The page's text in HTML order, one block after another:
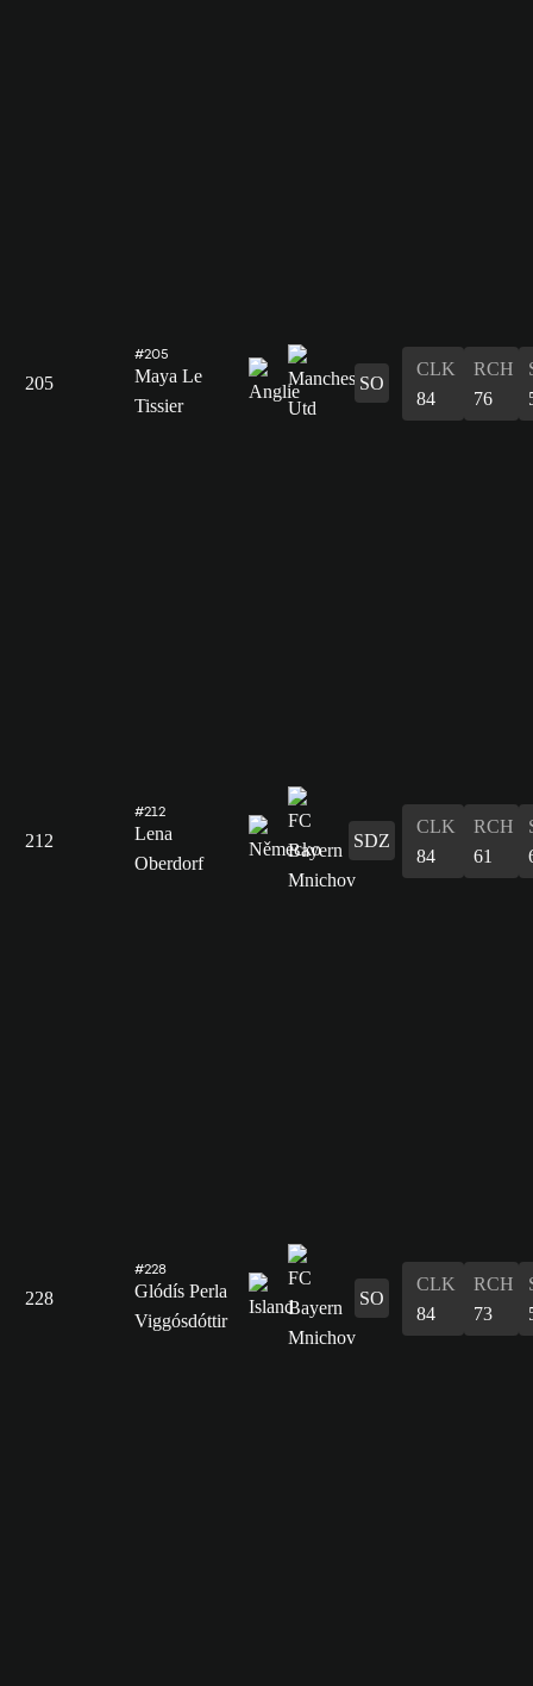
205
#205
Maya Le
Tissier
SO
CLK
84
RCH
76
212
#212
Lena
Oberdorf
SDZ
CLK
84
RCH
61
228
#228
Glódís Perla
Viggósdóttir
SO
CLK
84
RCH
73